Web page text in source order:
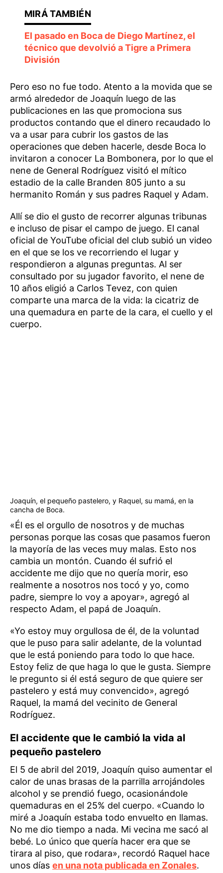
El pasado en Boca de Diego Martínez, el
técnico que devolvió a Tigre a Primera
División
Pero eso no fue todo. Atento a la movida que se
armó alrededor de Joaquín luego de las
publicaciones en las que promociona sus
productos contando que el dinero recaudado lo
va a usar para cubrir los gastos de las
operaciones que deben hacerle, desde Boca lo
invitaron a conocer La Bombonera, por lo que el
nene de General Rodríguez visitó el mítico
estadio de la calle Branden 805 junto a su
hermanito Román y sus padres Raquel y Adam.
Allí se dio el gusto de recorrer algunas tribunas
e incluso de pisar el campo de juego. El canal
oficial de YouTube oficial del club subió un video
en el que se los ve recorriendo el lugar y
respondieron a algunas preguntas. Al ser
consultado por su jugador favorito, el nene de
10 años eligió a Carlos Tevez, con quien
comparte una marca de la vida: la cicatriz de
una quemadura en parte de la cara, el cuello y el
cuerpo.
Joaquín, el pequeño pastelero, y Raquel, su mamá, en la
cancha de Boca.
«Él es el orgullo de nosotros y de muchas
personas porque las cosas que pasamos fueron
la mayoría de las veces muy malas. Esto nos
cambia un montón. Cuando él sufrió el
accidente me dijo que no quería morir, eso
realmente a nosotros nos tocó y yo, como
padre, siempre lo voy a apoyar», agregó al
respecto Adam, el papá de Joaquín.
«Yo estoy muy orgullosa de él, de la voluntad
que le puso para salir adelante, de la voluntad
que le está poniendo para todo lo que hace.
Estoy feliz de que haga lo que le gusta. Siempre
le pregunto si él está seguro de que quiere ser
pastelero y está muy convencido», agregó
Raquel, la mamá del vecinito de General
Rodríguez.
El accidente que le cambió la vida al
pequeño pastelero
El 5 de abril del 2019, Joaquín quiso aumentar el
calor de unas brasas de la parrilla arrojándoles
alcohol y se prendió fuego, ocasionándole
quemaduras en el 25% del cuerpo. «Cuando lo
miré a Joaquín estaba todo envuelto en llamas.
No me dio tiempo a nada. Mi vecina me sacó al
bebé. Lo único que quería hacer era que se
tirara al piso, que rodara», recordó Raquel hace
unos días en una nota publicada en Zonales.